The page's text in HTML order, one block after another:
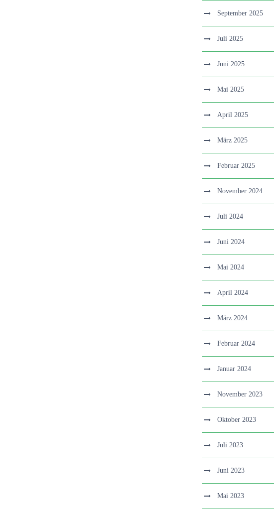
September 2025
Juli 2025
Juni 2025
Mai 2025
April 2025
März 2025
Februar 2025
November 2024
Juli 2024
Juni 2024
Mai 2024
April 2024
März 2024
Februar 2024
Januar 2024
November 2023
Oktober 2023
Juli 2023
Juni 2023
Mai 2023